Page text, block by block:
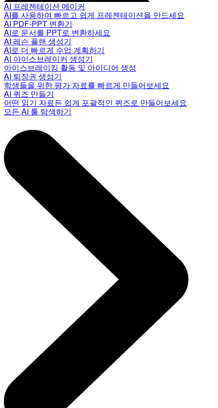
AI 프레젠테이션 메이커
AI를 사용하여 빠르고 쉽게 프레젠테이션을 만드세요
AI PDF-PPT 변환기
AI로 문서를 PPT로 변환하세요
AI 레슨 플랜 생성기
AI로 더 빠르게 수업 계획하기
AI 아이스브레이커 생성기
아이스브레이킹 활동 및 아이디어 생성
AI 퇴장권 생성기
학생들을 위한 평가 자료를 빠르게 만들어보세요
AI 퀴즈 만들기
어떤 읽기 자료든 쉽게 포괄적인 퀴즈로 만들어보세요
모든 AI 툴 탐색하기